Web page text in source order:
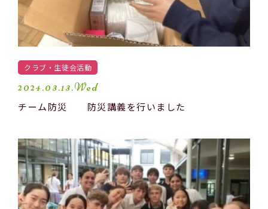
クラブ・生徒会活動
2024.03.13.Wed
チーム防災 防災講義を行いました